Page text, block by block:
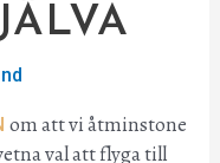
om att vi åtminstone
val att flyga till